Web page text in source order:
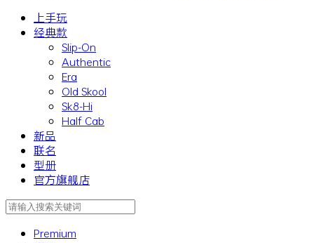
上手玩
经典款
Slip-On
Authentic
Era
Old Skool
Sk8-Hi
Half Cab
新品
联名
型册
官方旗舰店
Premium